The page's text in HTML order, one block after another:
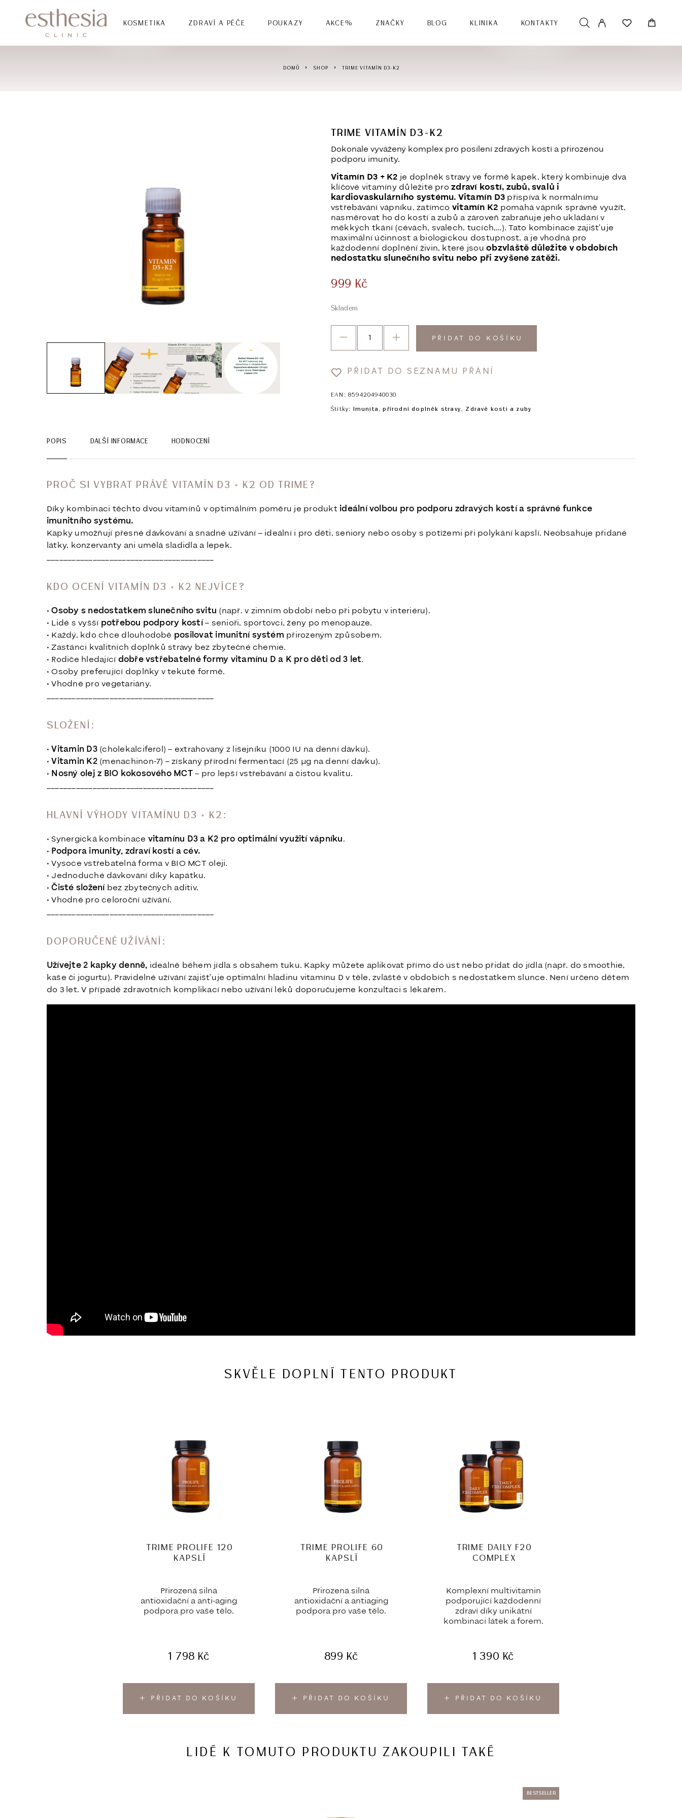
KOSMETIKA ZDRAVÍ A PÉČE POUKAZY AKCE% ZNAČKY BLOG KLINIKA KONTAKTY
DOMŮ SHOP TRIME VITAMÍN D3-K2
TRIME VITAMÍN D3-K2
Dokonale vyvážený komplex pro posílení zdravých kostí a přirozenou
podporu imunity.
Vitamín D3 + K2je doplněk stravy ve formě kapek, který kombinuje dva
klíčové vitamíny důležité pro zdraví kostí, zubů, svalů i
kardiovaskulárního systému. Vitamín D3 přispívá k normálnímu
vstřebávání vápníku, zatímco vitamín K2 pomáhá vápník správně využít,
nasměrovat ho do kostí a zubů a zároveň zabraňuje jeho ukládání v
měkkých tkání (cévách, svalech, tucích,…). Tato kombinace zajišťuje
maximální účinnost a biologickou dostupnost, a je vhodná pro
každodenní doplnění živin, které jsouobzvláště důležité v obdobích
nedostatku slunečního svitu nebo při zvýšené zátěži.
999 Kč
Skladem
PŘIDAT DO KOŠÍKU
PŘIDAT DO SEZNAMU PŘÁNÍ
EAN: 8594204940030
Štítky: Imunita ,přírodní doplněk stravy , Zdravé kosti a zuby
POPIS DALŠÍ INFORMACE HODNOCENÍ
PROČ SI VYBRAT PRÁVĚ VITAMÍN D3 + K2 OD TRIME?
Díky kombinaci těchto dvou vitamínů v optimálním poměru je produkt ideální volbou pro podporu zdravých kostí a správné funkce
imunitního systému.
Kapky umožňují přesné dávkování a snadné užívání – ideální i pro děti, seniory nebo osoby s potížemi při polykání kapslí. Neobsahuje přidané
látky, konzervanty ani umělá sladidla a lepek.
________________________________________
KDO OCENÍ VITAMÍN D3 + K2 NEJVÍCE?
•Osoby s nedostatkem slunečního svitu (např. v zimním období nebo při pobytu v interiéru).
• Lidé s vyšší potřebou podpory kostí– senioři, sportovci, ženy po menopauze.
• Každý, kdo chce dlouhodobě posilovat imunitní systém přirozeným způsobem.
• Zastánci kvalitních doplňků stravy bez zbytečné chemie.
• Rodiče hledající dobře vstřebatelné formy vitamínu D a K pro děti od 3 let.
• Osoby preferující doplňky v tekuté formě.
• Vhodné pro vegetariány.
________________________________________
SLOŽENÍ:
•Vitamin D3(cholekalciferol) – extrahovaný z lišejníku (1000 IU na denní dávku).
•Vitamin K2(menachinon-7) – získaný přírodní fermentací (25 µg na denní dávku).
• Nosný olej z BIO kokosového MCT– pro lepší vstřebávání a čistou kvalitu.
________________________________________
HLAVNÍ VÝHODY VITAMÍNU D3 + K2:
• Synergická kombinace vitamínu D3 a K2 pro optimální využití vápníku.
• Podpora imunity, zdraví kostí a cév.
• Vysoce vstřebatelná forma v BIO MCT oleji.
• Jednoduché dávkování díky kapátku.
•Čisté složeníbez zbytečných aditiv.
• Vhodné pro celoroční užívání.
________________________________________
DOPORUČENÉ UŽÍVÁNÍ:
Užívejte 2 kapky denně, ideálně během jídla s obsahem tuku. Kapky můžete aplikovat přímo do úst nebo přidat do jídla (např. do smoothie,
kaše či jogurtu). Pravidelné užívání zajišťuje optimální hladinu vitamínu D v těle, zvláště v obdobích s nedostatkem slunce. Není určeno dětem
do 3 let. V případě zdravotních komplikací nebo užívání léků doporučujeme konzultaci s lékařem.
SKVĚLE DOPLNÍ TENTO PRODUKT
PŘIDAT DO KOŠÍKU
TRIME PROLIFE 120
KAPSLÍ
Přirozená silná
antioxidační a anti-aging
podpora pro vaše tělo.
1 798 Kč
PŘIDAT DO KOŠÍKU
TRIME PROLIFE 60
KAPSLÍ
Přirozená silná
antioxidační a antiaging
podpora pro vaše tělo.
899 Kč
PŘIDAT DO KOŠÍKU
TRIME DAILY F20
COMPLEX
Komplexní multivitamin
podporující každodenní
zdraví díky unikátní
kombinaci látek a forem.
1 390 Kč
LIDÉ K TOMUTO PRODUKTU ZAKOUPILI TAKÉ
BESTSELLER